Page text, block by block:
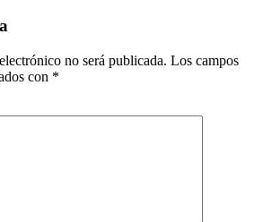
no será publicada. Los campos
con *